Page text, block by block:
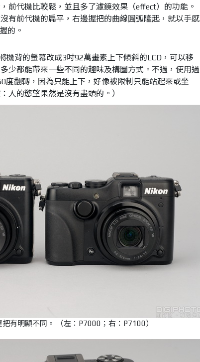
前代機比較鬆，並且多了濾鏡效果（effect）的功能。
有前代機的扁平，右邊握把的曲線圓弧隆起，就以手感
的。
機背的螢幕改成3吋92萬畫素上下傾斜的LCD，可以移
少都能帶來一些不同的趣味及構圖方式。不過，使用過
度翻轉，因為只能上下，好像被限制只能站起來或坐
人的慾望果然是沒有盡頭的。）
有明顯不同。 （左：P7000；右：P7100）